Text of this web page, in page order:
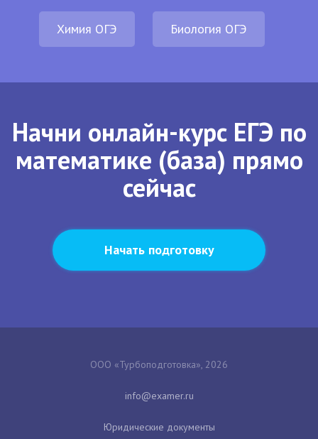
Химия ОГЭ Биология ОГЭ
Начни онлайн-курс ЕГЭ по
математике (база) прямо
сейчас
Начать подготовку
ООО «Турбоподготовка», 2026
Юридические документы